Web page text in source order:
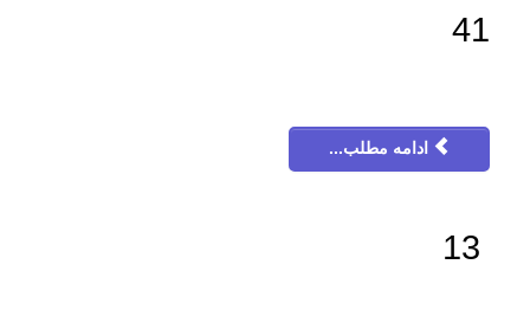
41
ادامه مطلب...
13